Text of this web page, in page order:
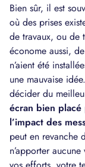
Bien sûr, il est
où des prises
de travaux, ou de
économe aussi,
n’aient été
une mauvaise
décider du
écran bien
l’impact des
peut en revanche
n’apporter